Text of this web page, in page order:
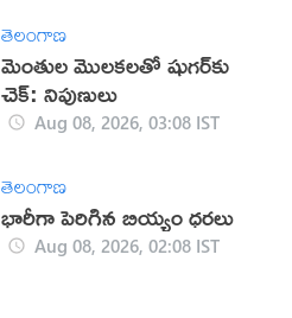
తెలంగాణ
మెంతుల మొలకలతో షుగర్‌కు
చెక్: నిపుణులు
Aug 08, 2026, 03:08 IST
తెలంగాణ
భారీగా పెరిగిన బియ్యం ధరలు
Aug 08, 2026, 02:08 IST